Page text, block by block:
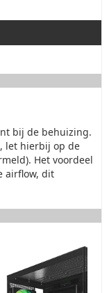
bij de behuizing.
let hierbij op de
Het voordeel
airflow, dit